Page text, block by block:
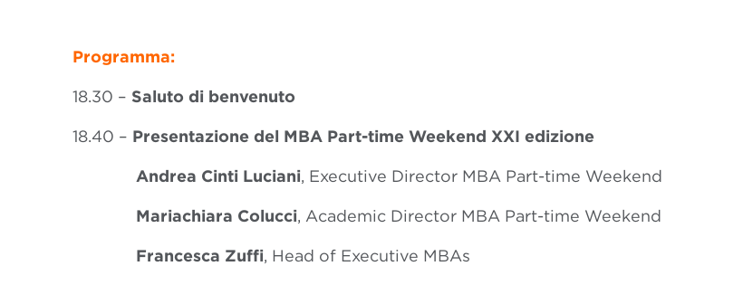
Programma:
18.30 – Saluto di benvenuto
18.40 – Presentazione del MBA Part-time Weekend XXI edizione
Andrea Cinti Luciani, Executive Director MBA Part-time Weekend
Mariachiara Colucci, Academic Director MBA Part-time Weekend
Francesca Zuffi, Head of Executive MBAs